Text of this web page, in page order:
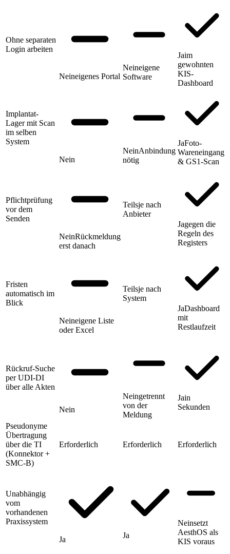
Ohne separaten
Login arbeiten
Neineigenes Portal
Neineigene
Software
Jaim
gewohnten
KIS-
Dashboard
Implantat-
Lager mit Scan
im selben
System
Nein
NeinAnbindung
nötig
JaFoto-
Wareneingang
& GS1-Scan
Pflichtprüfung
vor dem
Senden
NeinRückmeldung
erst danach
Teilsje nach
Anbieter
Jagegen die
Regeln des
Registers
Fristen
automatisch im
Blick
Neineigene Liste
oder Excel
Teilsje nach
System
JaDashboard
mit
Restlaufzeit
Rückruf-Suche
per UDI-DI
über alle Akten
Nein
Neingetrennt
von der
Meldung
Jain
Sekunden
Pseudonyme
Übertragung
über die TI
(Konnektor +
SMC-B)
Erforderlich Erforderlich Erforderlich
Unabhängig
vom
vorhandenen
Praxissystem
Ja Ja
Neinsetzt
AesthOS als
KIS voraus